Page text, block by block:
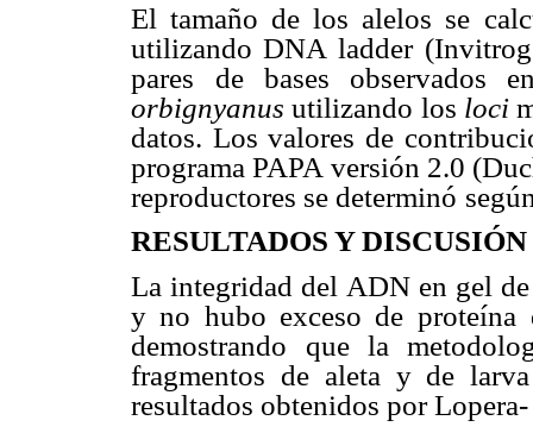
El tamaño de los alelos se
utilizando DNA ladder
pares
de bases observados
orbignyanusutilizando los loci
datos. Los valores de
programa PAPA versión 2.0
reproductores se determinó
RESULTADOS Y DISCUSIÓN
La integridad del ADN en gel
y no hubo exceso de proteína
demostrando
que la
fragmentos de aleta y de
resultados obtenidos por Lopera-